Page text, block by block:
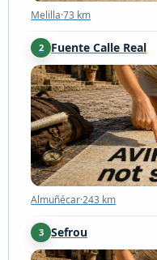
Melilla·73 km
2 Fuente Calle Real
Almuñécar·243 km
Almuñécar·243 km
3 Sefrou